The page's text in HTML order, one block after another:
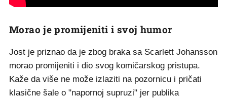
Morao je promijeniti i svoj humor
Jost je priznao da je zbog braka sa Scarlett Johansson
morao promijeniti i dio svog komičarskog pristupa.
Kaže da više ne može izlaziti na pozornicu i pričati
klasične šale o "napornoj supruzi" jer publika